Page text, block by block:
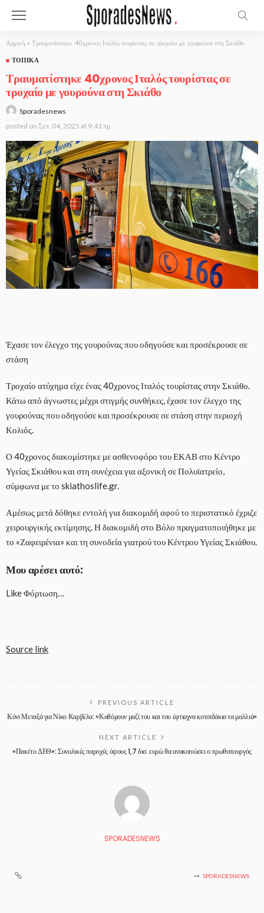
Αρχική » Τραυματίστηκε 40χρονος Ιταλός τουρίστας σε τροχαίο με γουρούνα στη Σκιάθο
ΤΟΠΙΚΆ
Τραυματίστηκε 40χρονος Ιταλός τουρίστας σε
τροχαίο με γουρούνα στη Σκιάθο
Sporadesnews
posted on Σεπ. 04, 2025 at 9:41 πμ
Έχασε τον έλεγχο της γουρούνας που οδηγούσε και προσέκρουσε σε
στάση
Τροχαίο ατύχημα είχε ένας 40χρονος Ιταλός τουρίστας στην Σκιάθο.
Κάτω από άγνωστες μέχρι στιγμής συνθήκες, έχασε τον έλεγχο της
γουρούνας που οδηγούσε και προσέκρουσε σε στάση στην περιοχή
Κολιός.
Ο 40χρονος διακομίστηκε με ασθενοφόρο του ΕΚΑΒ στο Κέντρο
Υγείας Σκιάθου και στη συνέχεια για αξονική σε Πολυϊατρείο,
σύμφωνα με το skiathoslife.gr.
Αμέσως μετά δόθηκε εντολή για διακομιδή αφού το περιστατικό έχριζε
χειρουργικής εκτίμησης. Η διακομιδή στο Βόλο πραγματοποιήθηκε με
το «Ζαφειρένια» και τη συνοδεία γιατρού του Κέντρου Υγείας Σκιάθου.
Μου αρέσει αυτό:
LikeΦόρτωση…
navigation
Source link
PREVIOUS ARTICLE
Κόνι Μεταξά για Νίκο Καρβέλα: «Καθόμουν μαζί του και του έφτιαχνα κοτσιδάκια τα μαλλιά»
NEXT ARTICLE
«Πακέτο ΔΕΘ»: Συνολικές παροχές ύψους 1,7 δισ. ευρώ θα ανακοινώσει ο πρωθυπουργός
SPORADESNEWS
SPORADESNEWS